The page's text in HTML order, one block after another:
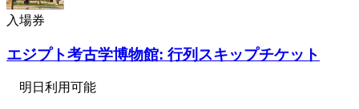
入場券
エジプト考古学博物館: 行列スキップチケット
明日利用可能